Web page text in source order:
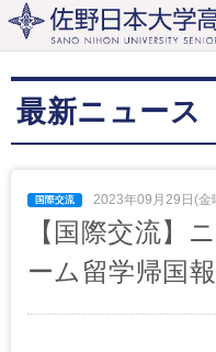
最新ニュース
2023年09月29日(金
【国際交流】
ーム留学帰国